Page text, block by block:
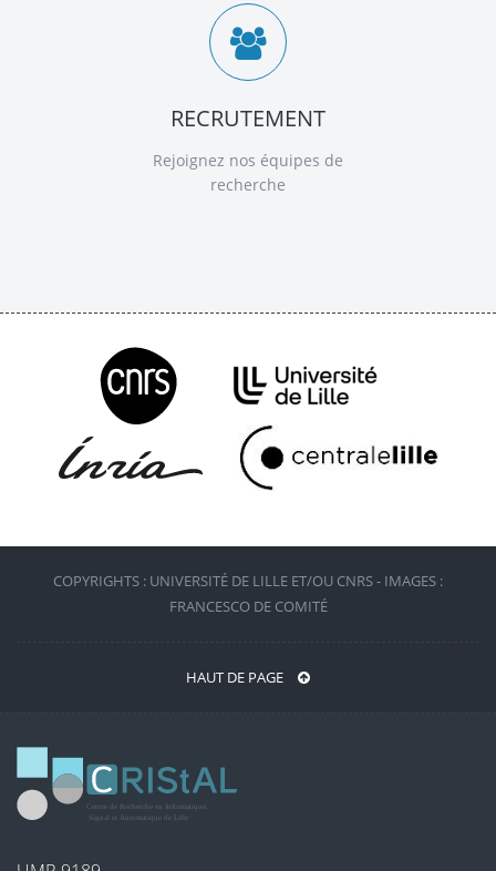
RECRUTEMENT
Rejoignez nos équipes de
recherche
COPYRIGHTS : UNIVERSITÉ DE LILLE ET/OU CNRS - IMAGES :
FRANCESCO DE COMITÉ
HAUT DE PAGE